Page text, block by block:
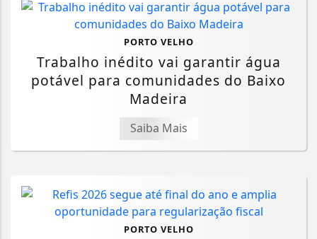
PORTO VELHO
Trabalho inédito vai garantir água
potável para comunidades do Baixo
Madeira
Saiba Mais
PORTO VELHO